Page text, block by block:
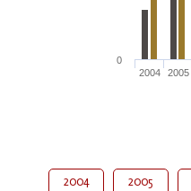
2004 2005
0
2004 2005